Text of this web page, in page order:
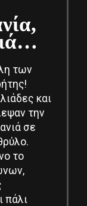
των
και
την
σε
το
πάλι